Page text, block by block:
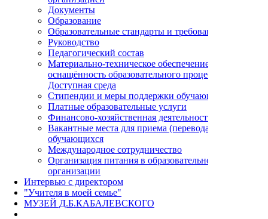
Документы
Образование
Образовательные стандарты и требования
Руководство
Педагогический состав
Материально-техническое обеспечение и
оснащённость образовательного процесса.
Доступная среда
Стипендии и меры поддержки обучающихся
Платные образовательные услуги
Финансово-хозяйственная деятельность
Вакантные места для приема (перевода)
обучающихся
Международное сотрудничество
Организация питания в образовательной
организации
Интервью с директором
"Учителя в моей семье"
МУЗЕЙ Д.Б.КАБАЛЕВСКОГО